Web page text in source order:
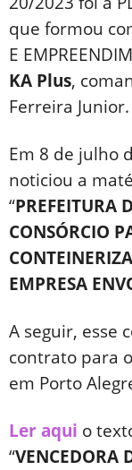
que formou
E
KA Plus,
Ferreira Junior.
Em 8 de julho
noticiou a
“PREFEITURA
CONSÓRCIO
EMPRESA
A seguir, esse
contrato para
em Porto
Ler aqui o
“VENCEDORA